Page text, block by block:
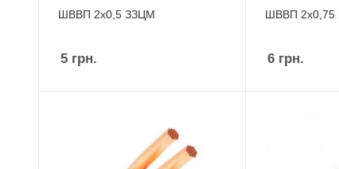
ШВВП 2х0,5 ЗЗЦМ
5 грн.
ШВВП 2х0,75
6грн.